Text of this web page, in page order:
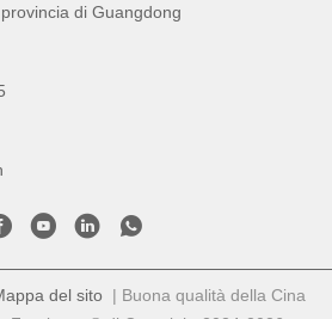
di Guangdong
del sito | Buona qualità della Cina